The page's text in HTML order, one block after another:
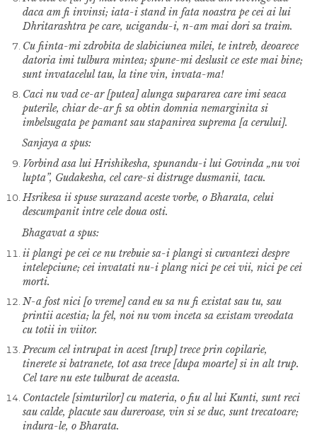
daca am fi invinsi; iata-i stand in fata noastra pe cei ai lui
Dhritarashtra pe care, ucigandu-i, n-am mai dori sa traim.
Cu fiinta-mi zdrobita de slabiciunea milei, te intreb, deoarece
datoria imi tulbura mintea; spune-mi deslusit ce este mai bine;
sunt invatacelul tau, la tine vin, invata-ma!
Caci nu vad ce-ar [putea] alunga supararea care imi seaca
puterile, chiar de-ar fi sa obtin domnia nemarginita si
imbelsugata pe pamant sau stapanirea suprema [a cerului].
Sanjaya a spus:
Vorbind asa lui Hrishikesha, spunandu-i lui Govinda „nu voi
lupta”, Gudakesha, cel care-si distruge dusmanii, tacu.
Hsrikesa ii spuse surazand aceste vorbe, o Bharata, celui
descumpanit intre cele doua osti.
Bhagavat a spus:
ii plangi pe cei ce nu trebuie sa-i plangi si cuvantezi despre
intelepciune; cei invatati nu-i plang nici pe cei vii, nici pe cei
morti.
N-a fost nici [o vreme] cand eu sa nu fi existat sau tu, sau
printii acestia; la fel, noi nu vom inceta sa existam vreodata
cu totii in viitor.
Precum cel intrupat in acest [trup] trece prin copilarie,
tinerete si batranete, tot asa trece [dupa moarte] si in alt trup.
Cel tare nu este tulburat de aceasta.
Contactele [simturilor] cu materia, o fiu al lui Kunti, sunt reci
sau calde, placute sau dureroase, vin si se duc, sunt trecatoare;
indura-le, o Bharata.